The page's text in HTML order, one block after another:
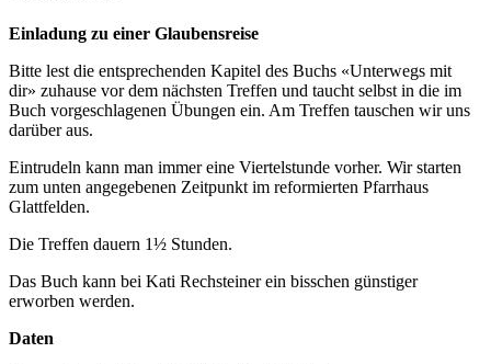
Einladung zu einer Glaubensreise
Bitte lest die entsprechenden Kapitel des Buchs «Unterwegs mit
dir» zuhause vor dem nächsten Treffen und taucht selbst in die im
Buch vorgeschlagenen Übungen ein. Am Treffen tauschen wir uns
darüber aus.
Eintrudeln kann man immer eine Viertelstunde vorher. Wir starten
zum unten angegebenen Zeitpunkt im reformierten Pfarrhaus
Glattfelden.
Die Treffen dauern 1½ Stunden.
Das Buch kann bei Kati Rechsteiner ein bisschen günstiger
erworben werden.
Daten